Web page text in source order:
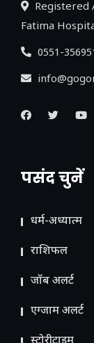
Registered
Fatima
0551-
पसंद चुनें
धर्म-अध्यात्म
राशिफल
जॉब अलर्ट
एग्जाम अलर्ट